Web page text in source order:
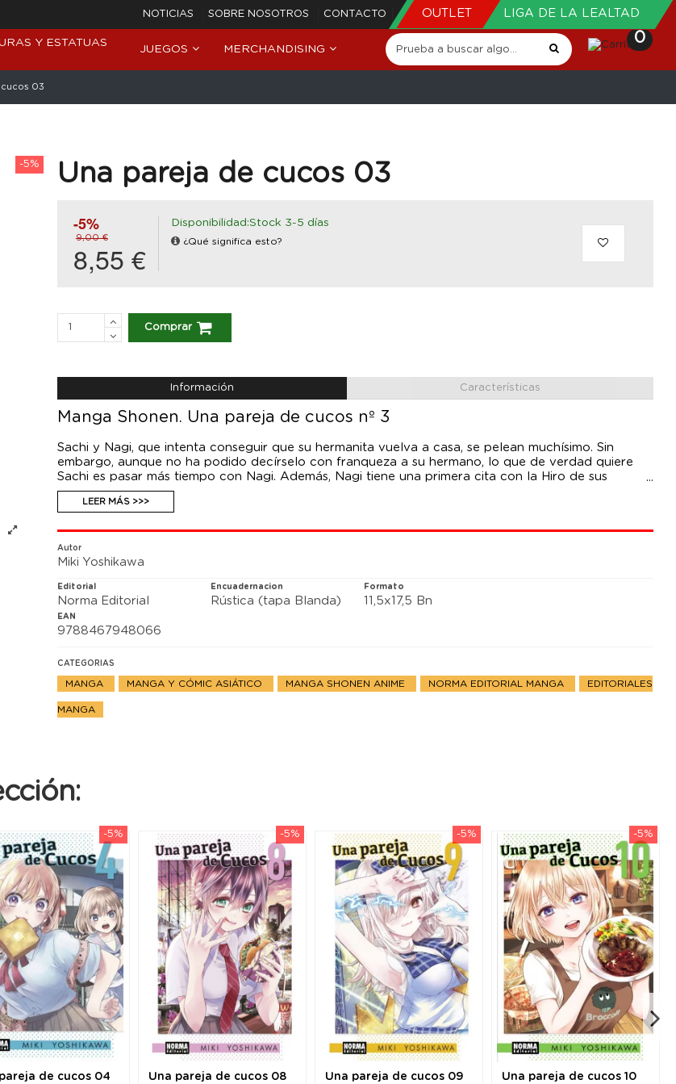
NOTICIAS SOBRE NOSOTROS CONTACTO OUTLET LIGA DE LA LEALTAD
Y ESTATUAS
JUEGOS MERCHANDISING
0
cucos 03
-5% Una pareja de cucos 03
-5%
9,00 €
8,55 €
Disponibilidad:Stock 3-5 días
¿Qué significa esto?
Comprar
Información Características
Manga Shonen. Una pareja de cucos nº 3
Sachi y Nagi, que intenta conseguir que su hermanita vuelva a casa, se pelean muchísimo. Sin
embargo, aunque no ha podido decírselo con franqueza a su hermano, lo que de verdad quiere
Sachi es pasar más tiempo con Nagi. Además, Nagi tiene una primera cita con la Hiro de sus
amores ¿y también acorta rápidamente las distancias con Erika?!
LEER MÁS >>>
Autor
Miki Yoshikawa
Editorial
Norma Editorial
Encuadernacion
Rústica (tapa Blanda)
Formato
11,5x17,5 Bn
EAN
9788467948066
CATEGORIAS
MANGA MANGA Y CÓMIC ASIÁTICO MANGA SHONEN ANIME NORMA EDITORIAL MANGA EDITORIALES
MANGA
-5%
de cucos 04
-5%
Una pareja de cucos 08
-5%
Una pareja de cucos 09
-5%
Una pareja de cucos 10